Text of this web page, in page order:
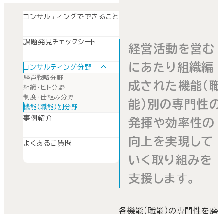
コンサルティングでできること
課題発見チェックシート
コンサルティング分野
経営戦略分野
組織・ヒト分野
制度・仕組み分野
機能（職能）別分野
事例紹介
よくあるご質問
経営活動を営む
にあたり組織編
成された機能（
能）別の専門性
発揮や効率性の
向上を実現して
いく取り組みを
支援します。
各機能（職能）の専門性を磨